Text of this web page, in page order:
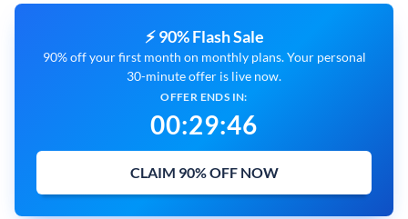
⚡ 90% Flash Sale
90% off your first month on monthly plans. Your personal
30-minute offer is live now.
OFFER ENDS IN:
00:29:45
CLAIM 90% OFF NOW